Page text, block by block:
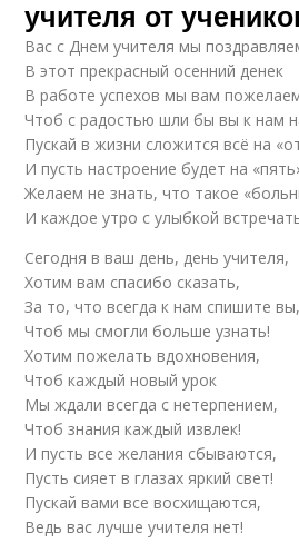
учителя от
Вас с Днем учителя мы
В этот прекрасный осенний денек
В работе успехов мы вам
Чтоб с радостью шли бы вы к нам
Пускай в жизни сложится всё на
И пусть настроение будет на
Желаем не знать, что такое
И каждое утро с улыбкой
Сегодня в ваш день, день учителя,
Хотим вам спасибо сказать,
За то, что всегда к нам спишите вы,
Чтоб мы смогли больше узнать!
Хотим пожелать вдохновения,
Чтоб каждый новый урок
Мы ждали всегда с нетерпением,
Чтоб знания каждый извлек!
И пусть все желания сбываются,
Пусть сияет в глазах яркий свет!
Пускай вами все восхищаются,
Ведь вас лучше учителя нет!